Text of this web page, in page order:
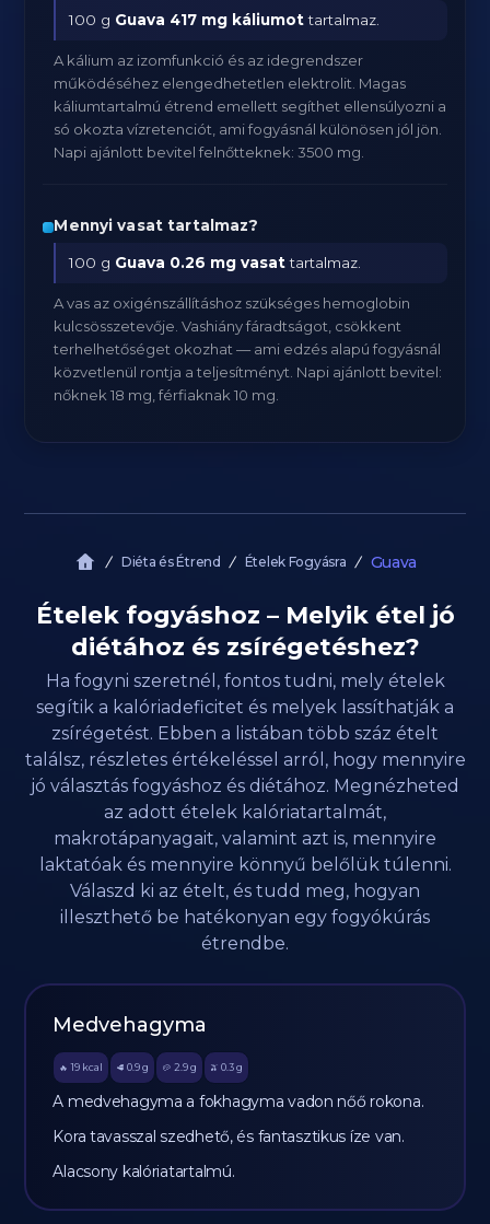
100 g Guava 417 mg káliumottartalmaz.
A kálium az izomfunkció és az idegrendszer
működéséhez elengedhetetlen elektrolit. Magas
káliumtartalmú étrend emellett segíthet ellensúlyozni a
só okozta vízretenciót, ami fogyásnál különösen jól jön.
Napi ajánlott bevitel felnőtteknek: 3500 mg.
Mennyi vasat tartalmaz?
100 g Guava 0.26 mg vasattartalmaz.
A vas az oxigénszállításhoz szükséges hemoglobin
kulcsösszetevője. Vashiány fáradtságot, csökkent
terhelhetőséget okozhat — ami edzés alapú fogyásnál
közvetlenül rontja a teljesítményt. Napi ajánlott bevitel:
nőknek 18 mg, férfiaknak 10 mg.
Diéta és Étrend Ételek Fogyásra Guava
Ételek fogyáshoz – Melyik étel jó
diétához és zsírégetéshez?
Ha fogyni szeretnél, fontos tudni, mely ételek
segítik a kalóriadeficitet és melyek lassíthatják a
zsírégetést. Ebben a listában több száz ételt
találsz, részletes értékeléssel arról, hogy mennyire
jó választás fogyáshoz és diétához. Megnézheted
az adott ételek kalóriatartalmát,
makrotápanyagait, valamint azt is, mennyire
laktatóak és mennyire könnyű belőlük túlenni.
Válaszd ki az ételt, és tudd meg, hogyan
illeszthető be hatékonyan egy fogyókúrás
étrendbe.
Medvehagyma
🔥 19 kcal 🥩 0.9 g 🥔 2.9g 🫒 0.3 g
A medvehagyma a fokhagyma vadon nőő rokona.
Kora tavasszal szedhető, és fantasztikus íze van.
Alacsony kalóriatartalmú.